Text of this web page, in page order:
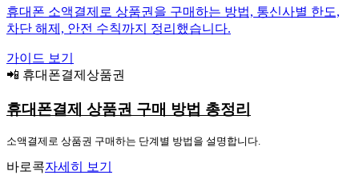
휴대폰 소액결제로 상품권을 구매하는 방법, 통신사별 한도,
차단 해제, 안전 수칙까지 정리했습니다.
가이드 보기
📲 휴대폰결제상품권
휴대폰결제 상품권 구매 방법 총정리
소액결제로 상품권 구매하는 단계별 방법을 설명합니다.
바로콕자세히 보기